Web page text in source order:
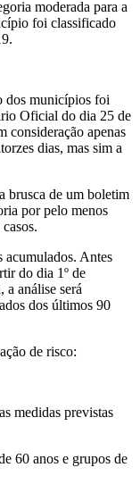
moderada para a
foi classificado
dos municípios foi
Oficial do dia 25 de
consideração apenas
dias, mas sim a
brusca de um boletim
por pelo menos
acumulados. Antes
do dia 1º de
análise será
dos últimos 90
de risco:
medidas previstas
60 anos e grupos de